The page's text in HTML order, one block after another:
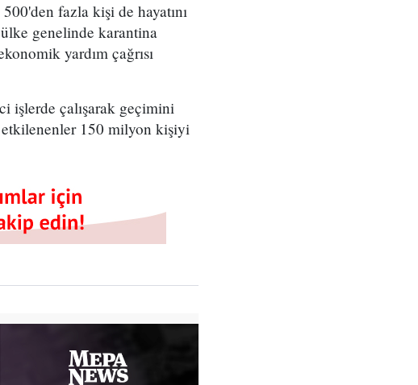
fazla kişi de hayatını
genelinde karantina
yardım çağrısı
işlerde çalışarak geçimini
etkilenenler 150 milyon kişiyi